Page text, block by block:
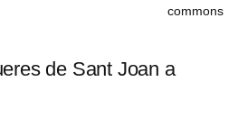
commons
de Sant Joan a